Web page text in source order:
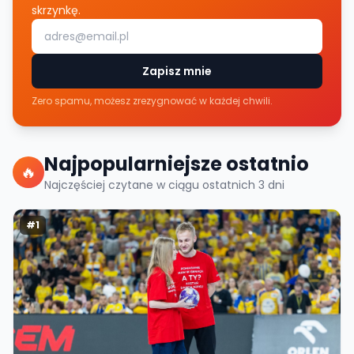
skrzynkę.
Zapisz mnie
Zero spamu, możesz zrezygnować w każdej chwili.
🔥 Najpopularniejsze ostatnio
Najczęściej czytane w ciągu ostatnich 3 dni
#1